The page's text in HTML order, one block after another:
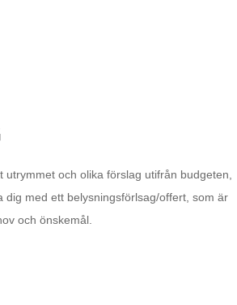
utrymmet och olika förslag utifrån budgeten,
dig med ett belysningsförlsag/offert, som är
och önskemål.